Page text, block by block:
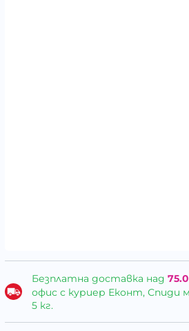
Безплатна доставка над
офис с куриер Еконт, Спиди
5 кг.